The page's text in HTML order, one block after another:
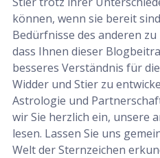
können, wenn sie bereit
Bedürfnisse des anderen
dass Ihnen dieser
besseres Verständnis für
Widder und Stier zu
Astrologie und
wir Sie herzlich ein, unsere
lesen. Lassen Sie uns
Welt der Sternzeichen